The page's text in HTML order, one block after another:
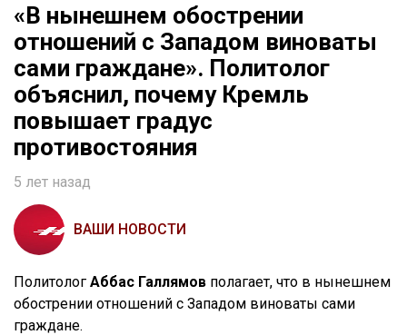
«В нынешнем обострении
отношений с Западом виноваты
сами граждане». Политолог
объяснил, почему Кремль
повышает градус
противостояния
5 лет назад
ВАШИ НОВОСТИ
Политолог Аббас Галлямов полагает, что в нынешнем
обострении отношений с Западом виноваты сами
граждане.